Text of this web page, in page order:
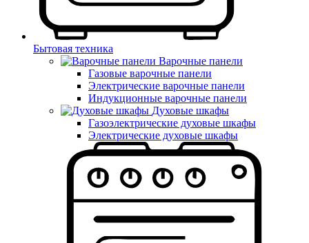
Бытовая техника
Варочные панели
Газовые варочные панели
Электрические варочные панели
Индукционные варочные панели
Духовые шкафы
Газоэлектрические духовые шкафы
Электрические духовые шкафы